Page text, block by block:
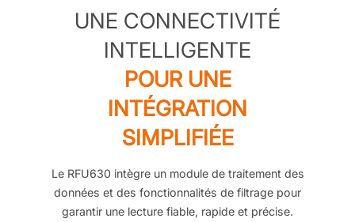
UNE CONNECTIVITÉ
INTELLIGENTE
POUR UNE
INTÉGRATION
SIMPLIFIÉE
Le RFU630 intègre un module de traitement des
données et des fonctionnalités de filtrage pour
garantir une lecture fiable, rapide et précise.